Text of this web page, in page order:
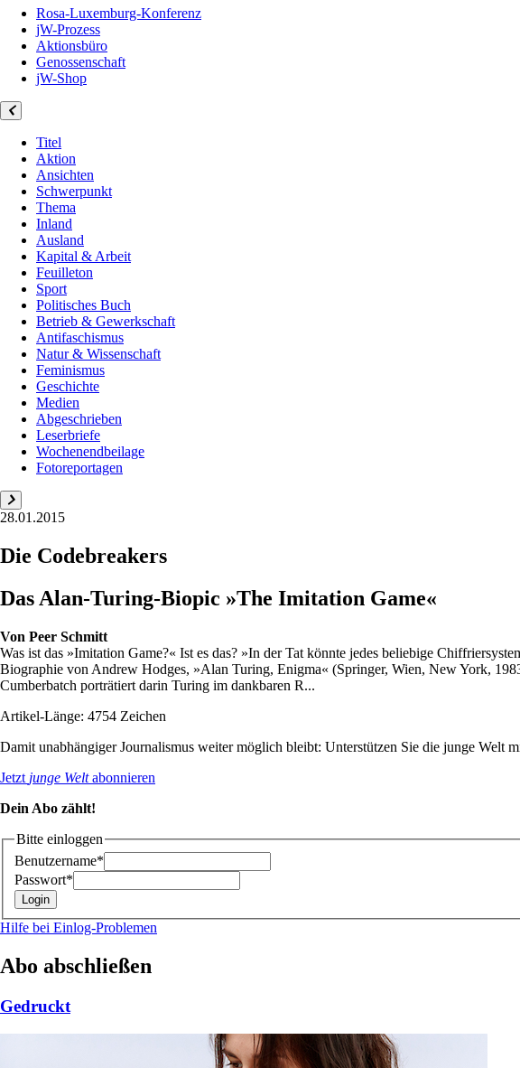
Rosa-Luxemburg-Konferenz
jW-Prozess
Aktionsbüro
Genossenschaft
jW-Shop
Titel
Aktion
Ansichten
Schwerpunkt
Thema
Inland
Ausland
Kapital & Arbeit
Feuilleton
Sport
Politisches Buch
Betrieb & Gewerkschaft
Antifaschismus
Natur & Wissenschaft
Feminismus
Geschichte
Medien
Abgeschrieben
Leserbriefe
Wochenendbeilage
Fotoreportagen
28.01.2015
Die Codebreakers
Das Alan-Turing-Biopic »The Imitation Game«
Von Peer Schmitt
Was ist das »Imitation Game?« Ist es das? »In der Tat könnte jedes beliebige
Biographie von Andrew Hodges, »Alan Turing, Enigma« (Springer, Wien, New York,
Cumberbatch porträtiert darin Turing im dankbaren R...
Artikel-Länge: 4754 Zeichen
Damit unabhängiger Journalismus weiter möglich bleibt: Unterstützen Sie die junge Welt
Jetzt junge Weltabonnieren
Dein Abo zählt!
Bitte einloggen
Benutzername*
Passwort*
Hilfe bei Einlog-Problemen
Abo abschließen
Gedruckt